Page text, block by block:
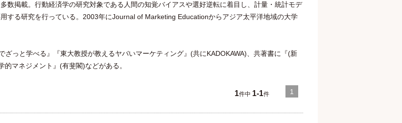
数掲載。行動経済学の研究対象である人間の知覚バイアスや選好逆転に着目し、計量・統計モデ
する研究を行っている。2003年にJournal of Marketing Educationからアジア太平洋地域の大学
っと学べる』『東大教授が教えるヤバいマーケティング』(共にKADOKAWA)、共著書に『(新
マネジメント』(有斐閣)などがある。
1件中 1-1件 1